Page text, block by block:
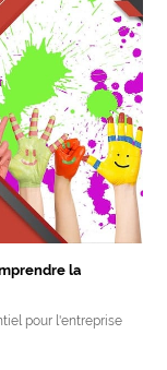
la
pour l'entreprise